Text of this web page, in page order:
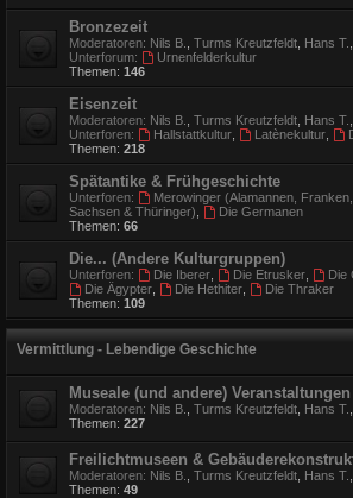
Bronzezeit
Moderatoren: Nils B. Turms Kreutzfeldt Hans T.
Unterforum:
Urnenfelderkultur
Themen: 146
Eisenzeit
Moderatoren: Nils B. Turms Kreutzfeldt Hans T.
Unterforen:
Hallstattkultur, Latènekultur,
Themen: 218
Spätantike & Frühgeschichte
Unterforen:
Merowinger (Alamannen,
Sachsen & Thüringer)
Die Germanen
Themen: 66
Die... (Andere Kulturgruppen)
Unterforen: Die Iberer, Die Etrusker, Die
Die Ägypter, Die Hethiter,
Die Thraker
Themen: 109
Vermittlung - Lebendige Geschichte
Museale (und andere) Veranstaltungen
Moderatoren: Nils B. Turms Kreutzfeldt Hans T.
Themen: 227
Freilichtmuseen &
Moderatoren: Nils B. Turms Kreutzfeldt Hans T.
Themen: 49